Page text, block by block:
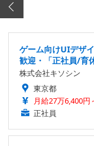
ゲーム向けUIデザ
歓迎・「正社員/育
株式会社キソシン
東京都
月給27万6,400円
正社員